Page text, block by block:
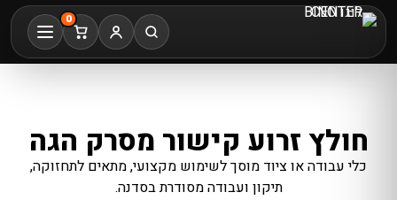
0
חולץ זרוע קישור מסרק הגה
כלי עבודה או ציוד מוסך לשימוש מקצועי, מתאים לתחזוקה,
תיקון ועבודה מסודרת בסדנה.